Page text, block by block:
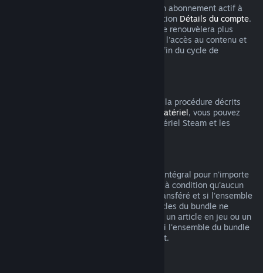
Veuillez noter que vous pouvez annuler un abonnement actif à
tout moment en vous rendant dans la section Détails du compte.
Après annulation, votre abonnement ne se renouvèlera plus
automatiquement, mais vous conserverez l'accès au contenu et
les bénéfices de l'abonnement jusqu'à la fin du cycle de
Dans les limites du délai applicable et de la procédure décrits
Politique de remboursement du matériel, vous pouvez
demander un remboursement pour le matériel Steam et les
Vous pouvez recevoir un remboursement intégral pour n'importe
quel bundle acheté sur le magasin Steam à condition qu'aucun
article compris dans le bundle n'ait été transféré et si l'ensemble
du temps de jeu comprenant tous les articles du bundle ne
dépasse pas 2 heures. Si un bundle inclut un article en jeu ou un
DLC non remboursable, Steam vous dira si l'ensemble du bundle
est remboursable au moment du paiement.